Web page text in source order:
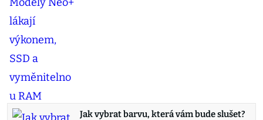
Jak vybrat barvu, která vám bude slušet?